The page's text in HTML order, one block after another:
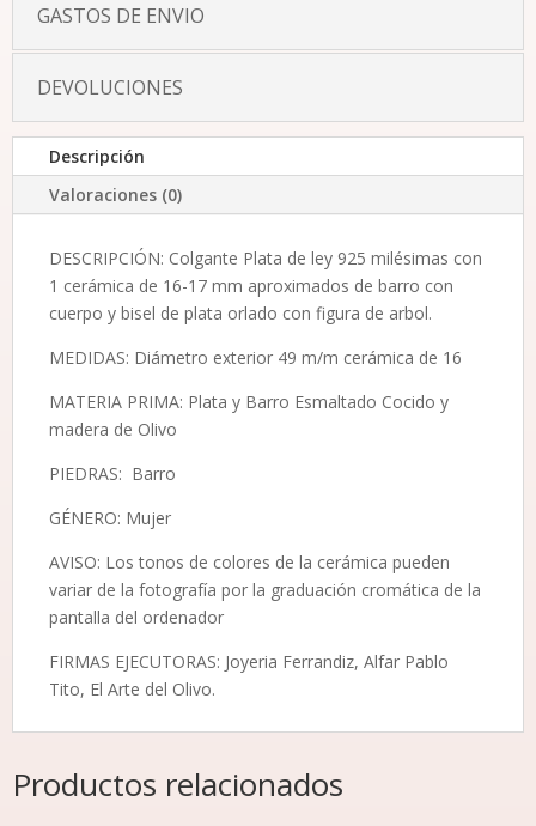
GASTOS DE ENVIO
DEVOLUCIONES
Descripción
Valoraciones (0)
DESCRIPCIÓN: Colgante Plata de ley 925 milésimas con
1 cerámica de 16-17 mm aproximados de barro con
cuerpo y bisel de plata orlado con figura de arbol.
MEDIDAS: Diámetro exterior 49 m/m cerámica de 16
MATERIA PRIMA: Plata y Barro Esmaltado Cocido y
madera de Olivo
PIEDRAS: Barro
GÉNERO: Mujer
AVISO: Los tonos de colores de la cerámica pueden
variar de la fotografía por la graduación cromática de la
pantalla del ordenador
FIRMAS EJECUTORAS: Joyeria Ferrandiz, Alfar Pablo
Tito, El Arte del Olivo.
Productos relacionados